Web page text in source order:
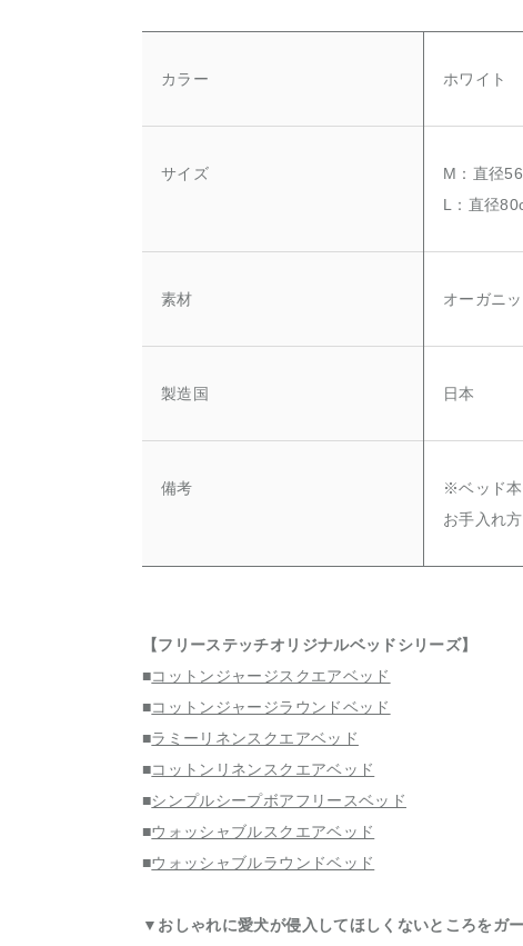
カラー ホワイト
サイズ
M：直径
L：直径
素材 オーガニ
製造国 日本
備考
※ベッド本
お手入れ
【フリーステッチオリジナルベッドシリーズ】
■コットンジャージスクエアベッド
■コットンジャージラウンドベッド
■ラミーリネンスクエアベッド
■コットンリネンスクエアベッド
■シンプルシープボアフリースベッド
■ウォッシャブルスクエアベッド
■ウォッシャブルラウンドベッド
▼おしゃれに愛犬が侵入してほしくないところをガ